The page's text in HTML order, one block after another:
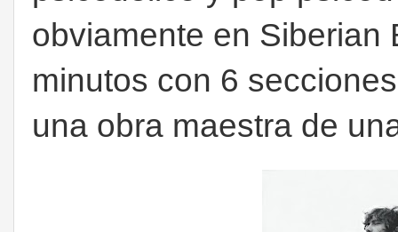
obviamente en Siberian
minutos con 6
una obra maestra de